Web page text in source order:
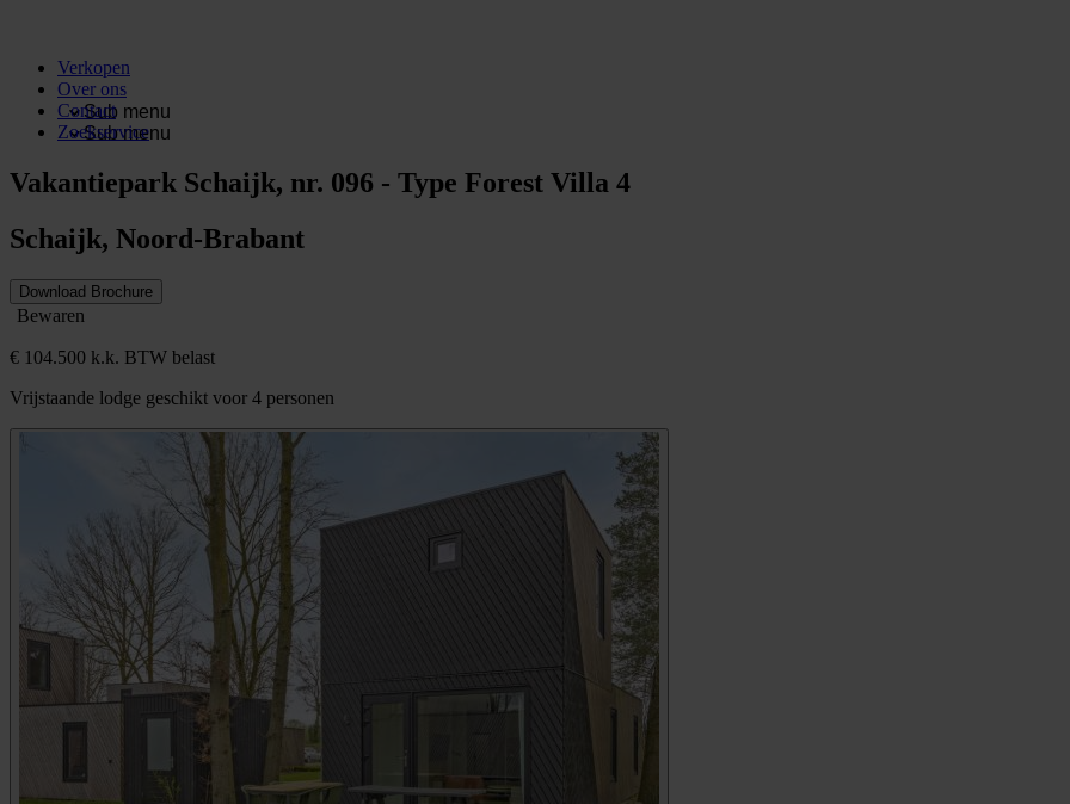
Verkopen
Over ons
Sub menu
Contact
Sub menu
Zoekservice
Vakantiepark Schaijk, nr. 096 - Type Forest Villa 4
Schaijk, Noord-Brabant
Download Brochure
Bewaren
€ 104.500 k.k. BTW belast
Vrijstaande lodge geschikt voor 4 personen